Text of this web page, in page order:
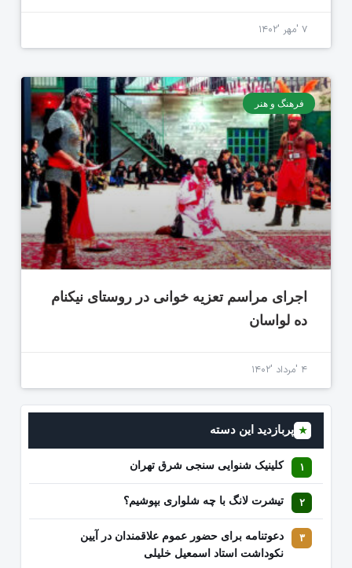
۷ 'مهر '۱۴۰۲
فرهنگ و هنر
اجرای مراسم تعزیه خوانی در روستای نیکنام
ده لواسان
۴ 'مرداد '۱۴۰۲
★ پربازدید این دسته
کلینیک شنوایی سنجی شرق تهران
تیشرت لانگ با چه شلواری بپوشیم؟
دعوتنامه برای حضور عموم علاقمندان در آیین
نکوداشت استاد اسمعیل خلیلی